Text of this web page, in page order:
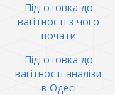
Підготовка до
вагітності з чого
почати
Підготовка до
вагітності аналізи
в Одесі